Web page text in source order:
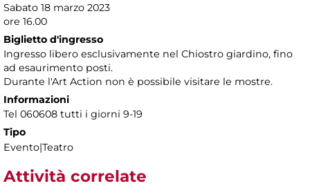
Sabato 18 marzo 2023
ore 16.00
Biglietto d'ingresso
Ingresso libero esclusivamente nel Chiostro giardino, fino
ad esaurimento posti.
Durante l'Art Action non è possibile visitare le mostre.
Informazioni
Tel 060608 tutti i giorni 9-19
Tipo
Evento|Teatro
Attività correlate